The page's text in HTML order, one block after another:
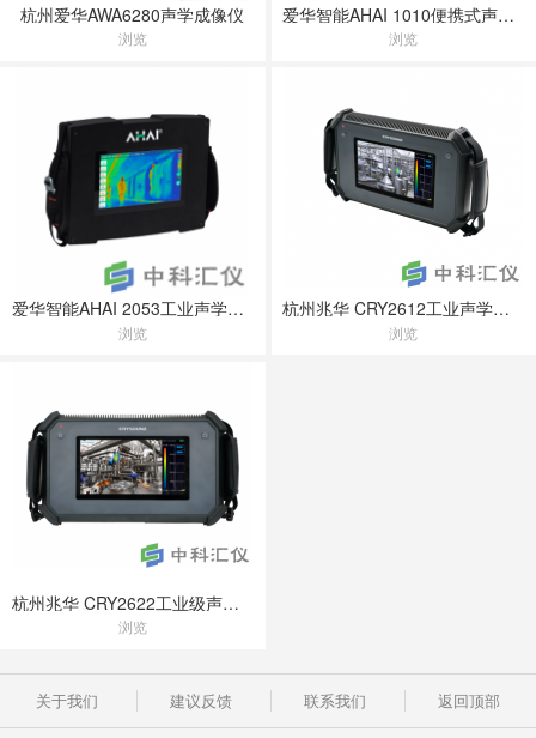
杭州爱华AWA6280声学成像仪
浏览
爱华智能AHAI 1010便携式声学照相机
浏览
爱华智能AHAI 2053工业声学成像仪
浏览
杭州兆华 CRY2612工业声学成像仪
浏览
杭州兆华 CRY2622工业级声学成像仪
浏览
关于我们 建议反馈 联系我们 返回顶部